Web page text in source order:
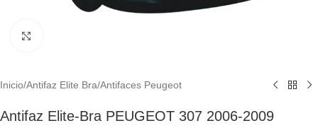
Inicio/Antifaz Elite Bra/Antifaces Peugeot
Antifaz Elite-Bra PEUGEOT 307 2006-2009